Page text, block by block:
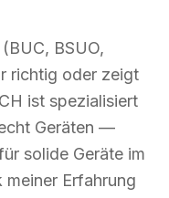
BSUO,
richtig oder zeigt
ist spezialisiert
Geräten —
solide Geräte im
meiner Erfahrung